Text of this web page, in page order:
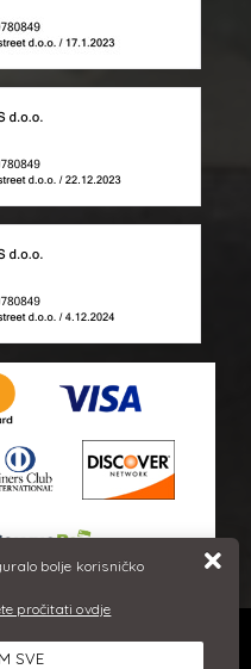
tome, ne možemo
bolje korisničko
pročitati ovdje
SVE